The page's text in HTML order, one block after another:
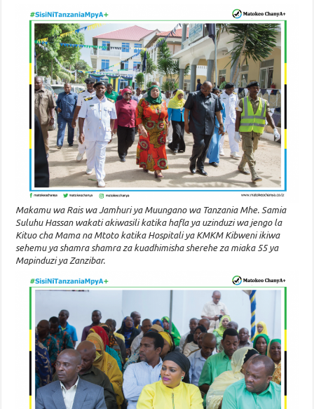
Makamu wa Rais wa Jamhuri ya Muungano wa Tanzania Mhe. Samia
Suluhu Hassan wakati akiwasili katika hafla ya uzinduzi wa jengo la
Kituo cha Mama na Mtoto katika Hospitali ya KMKM Kibweni ikiwa
sehemu ya shamra shamra za kuadhimisha sherehe za miaka 55 ya
Mapinduzi ya Zanzibar.